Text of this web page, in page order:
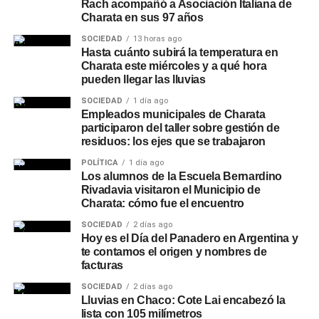
Rach acompañó a Asociación Italiana de
Charata en sus 97 años
SOCIEDAD 13 horas ago
Hasta cuánto subirá la temperatura en
Charata este miércoles y a qué hora
pueden llegar las lluvias
SOCIEDAD 1 día ago
Empleados municipales de Charata
participaron del taller sobre gestión de
residuos: los ejes que se trabajaron
POLÍTICA 1 día ago
Los alumnos de la Escuela Bernardino
Rivadavia visitaron el Municipio de
Charata: cómo fue el encuentro
SOCIEDAD 2 días ago
Hoy es el Día del Panadero en Argentina y
te contamos el origen y nombres de
facturas
SOCIEDAD 2 días ago
Lluvias en Chaco: Cote Lai encabezó la
lista con 105 milímetros